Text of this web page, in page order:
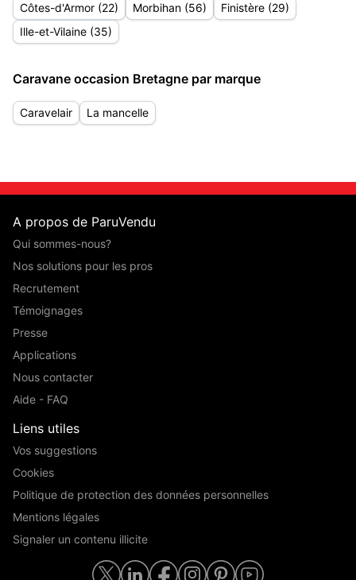
Côtes-d'Armor (22) Morbihan (56)
Finistère (29)
Ille-et-Vilaine (35)
Caravane occasion Bretagne par marque
Caravelair La mancelle
A propos de ParuVendu
Qui sommes-nous?
Nos solutions pour les pros
Recrutement
Témoignages
Presse
Applications
Nous contacter
Aide - FAQ
Liens utiles
Vos suggestions
Cookies
Politique de protection des données personnelles
Mentions légales
Signaler un contenu illicite